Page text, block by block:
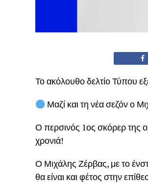
Το ακόλουθο δελτίο Τύπου
Μαζί και τη νέα σεζόν ο
Ο περσινός 1ος σκόρερ της
χρονιά!
Ο Μιχάλης Ζέρβας, με το
θα είναι και φέτος στην